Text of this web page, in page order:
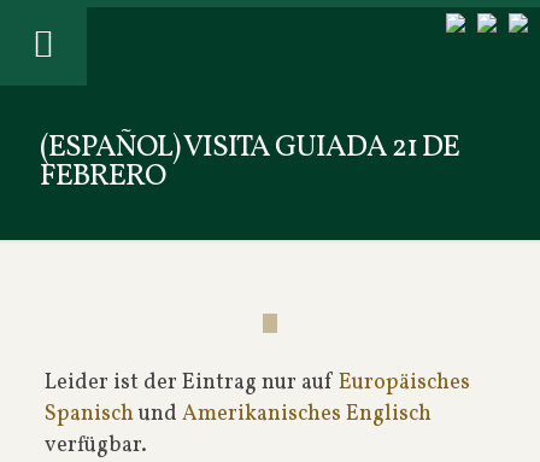
(ESPAÑOL) VISITA GUIADA 21 DE
FEBRERO
Leider ist der Eintrag nur auf Europäisches
Spanischund Amerikanisches Englisch
verfügbar.